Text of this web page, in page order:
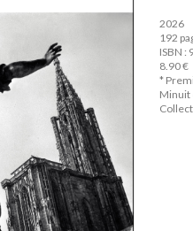
2026
192
ISBN :
8.90 €
*
Minuit